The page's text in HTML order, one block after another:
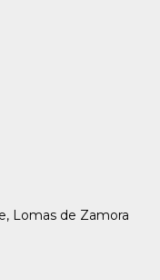
Lomas de Zamora